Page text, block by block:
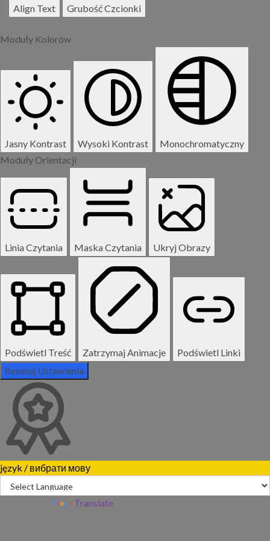
Align Text Grubość Czcionki
Moduły Kolorów
Jasny Kontrast Wysoki Kontrast
Monochromatyczny
Moduły Orientacji
Linia Czytania Maska Czytania Ukryj Obrazy
Podświetl Treść Zatrzymaj Animacje
Podświetl Linki
Resetuj Ustawienia
/ вибрати мову
Translate